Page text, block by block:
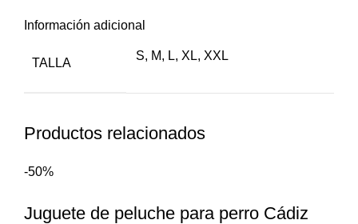
Información adicional
TALLA
S, M, L, XL, XXL
Productos relacionados
-50%
Juguete de peluche para perro Cádiz